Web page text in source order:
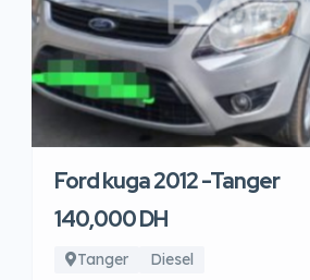
Ford kuga 2012 -Tanger
140,000 DH
Tanger Diesel